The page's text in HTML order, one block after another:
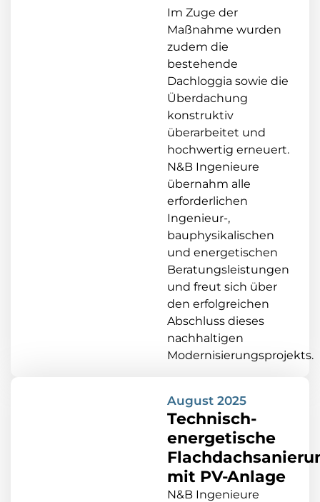
Im Zuge der
Maßnahme wurden
zudem die
bestehende
Dachloggia sowie die
Überdachung
konstruktiv
überarbeitet und
hochwertig erneuert.
N&B Ingenieure
übernahm alle
erforderlichen
Ingenieur-,
bauphysikalischen
und energetischen
Beratungsleistungen
und freut sich über
den erfolgreichen
Abschluss dieses
nachhaltigen
Modernisierungsprojekts.
August 2025
Technisch-
energetische
mit PV-Anlage
N&B Ingenieure